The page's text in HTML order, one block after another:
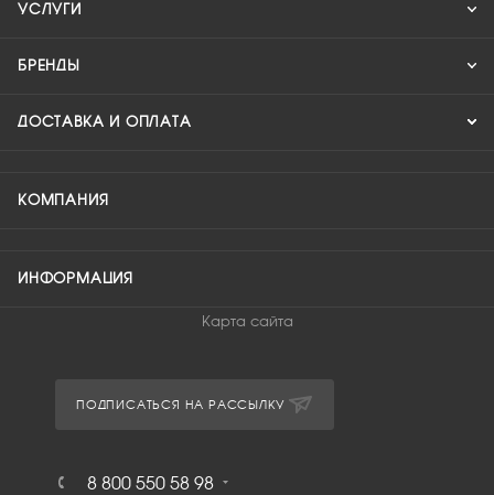
УСЛУГИ
БРЕНДЫ
ДОСТАВКА И ОПЛАТА
КОМПАНИЯ
ИНФОРМАЦИЯ
Карта сайта
ПОДПИСАТЬСЯ НА РАССЫЛКУ
8 800 550 58 98